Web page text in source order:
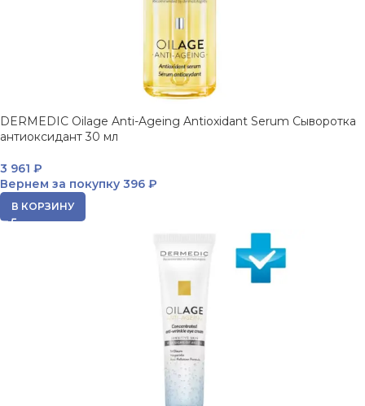
DERMEDIC Oilage Anti-Ageing Antioxidant Serum Сыворотка
антиоксидант 30 мл
3 961 ₽
Вернем за покупку 396 ₽
В КОРЗИНУ